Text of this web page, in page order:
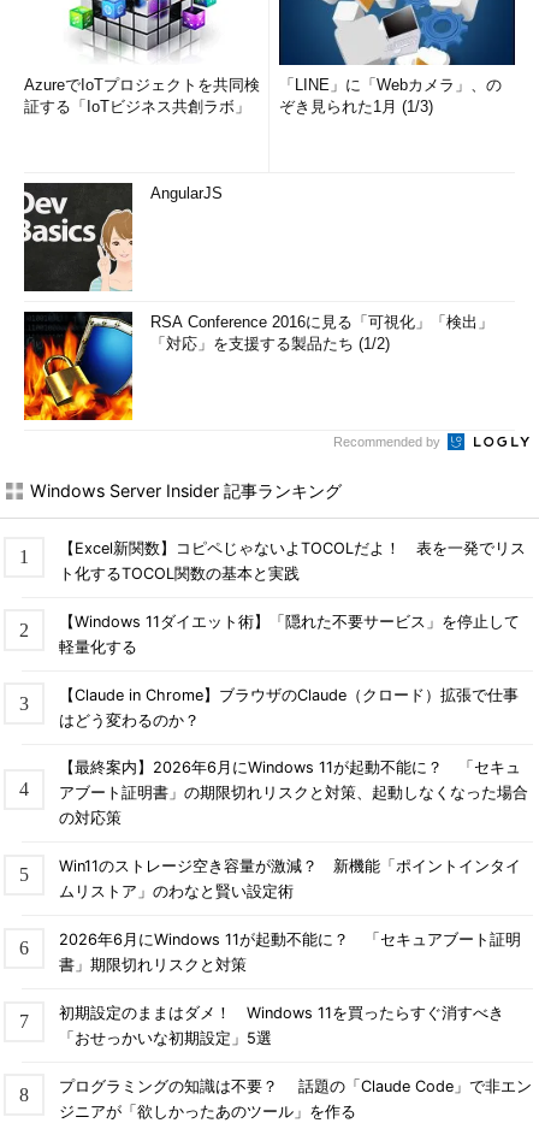
AzureでIoTプロジェクトを共同検
証する「IoTビジネス共創ラボ」
「LINE」に「Webカメラ」、の
ぞき見られた1月 (1/3)
AngularJS
RSA Conference 2016に見る「可視化」「検出」
「対応」を支援する製品たち (1/2)
Recommended by
Windows Server Insider 記事ランキング
【Excel新関数】コピペじゃないよTOCOLだよ！ 表を一発でリス
ト化するTOCOL関数の基本と実践
【Windows 11ダイエット術】「隠れた不要サービス」を停止して
軽量化する
【Claude in Chrome】ブラウザのClaude（クロード）拡張で仕事
はどう変わるのか？
【最終案内】2026年6月にWindows 11が起動不能に？ 「セキュ
アブート証明書」の期限切れリスクと対策、起動しなくなった場合
の対応策
Win11のストレージ空き容量が激減？ 新機能「ポイントインタイ
ムリストア」のわなと賢い設定術
2026年6月にWindows 11が起動不能に？ 「セキュアブート証明
書」期限切れリスクと対策
初期設定のままはダメ！ Windows 11を買ったらすぐ消すべき
「おせっかいな初期設定」5選
プログラミングの知識は不要？ 話題の「Claude Code」で非エン
ジニアが「欲しかったあのツール」を作る